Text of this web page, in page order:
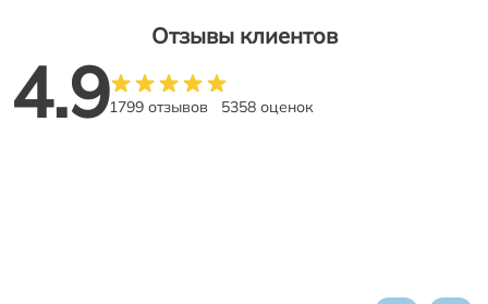
Отзывы клиентов
4.91799 отзывов 5358 оценок